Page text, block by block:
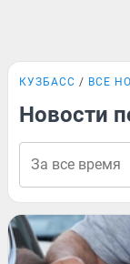
КУЗБАСС ВСЕ
Новости